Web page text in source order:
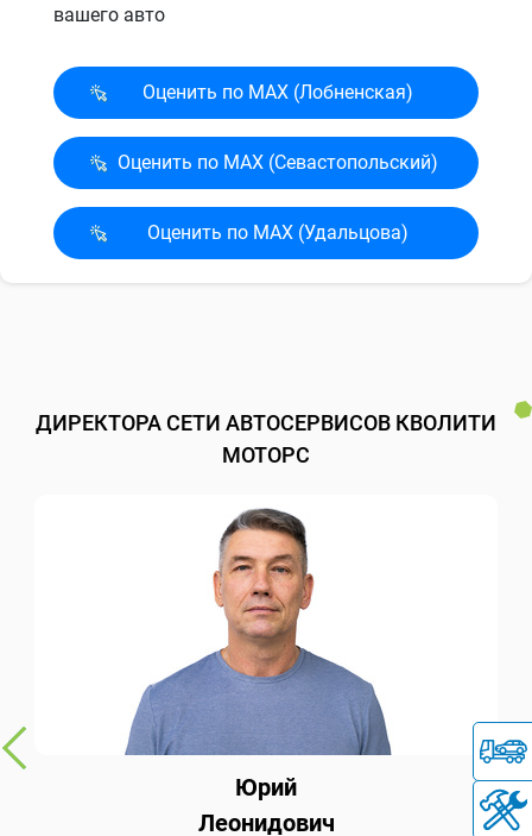
вашего авто
Оценить по MAX (Лобненская)
Оценить по MAX (Севасто­польский)
Оценить по MAX (Удальцова)
ДИРЕКТОРА СЕТИ АВТОСЕРВИСОВ КВОЛИТИ
МОТОРС
Юрий
Леонидович